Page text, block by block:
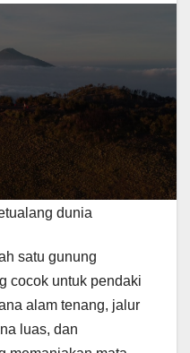
dunia
satu gunung
cocok untuk pendaki
alam tenang, jalur
luas, dan